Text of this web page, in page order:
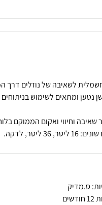
לשאיבה של נוזלים דרך
נטען ומתאים לשימוש
ליטר, לדקה.
ס.מדיק